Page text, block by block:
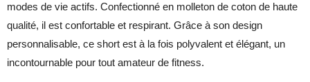
modes de vie actifs. Confectionné en molleton de coton de haute
qualité, il est confortable et respirant. Grâce à son design
personnalisable, ce short est à la fois polyvalent et élégant, un
incontournable pour tout amateur de fitness.